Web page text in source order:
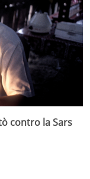
contro la Sars